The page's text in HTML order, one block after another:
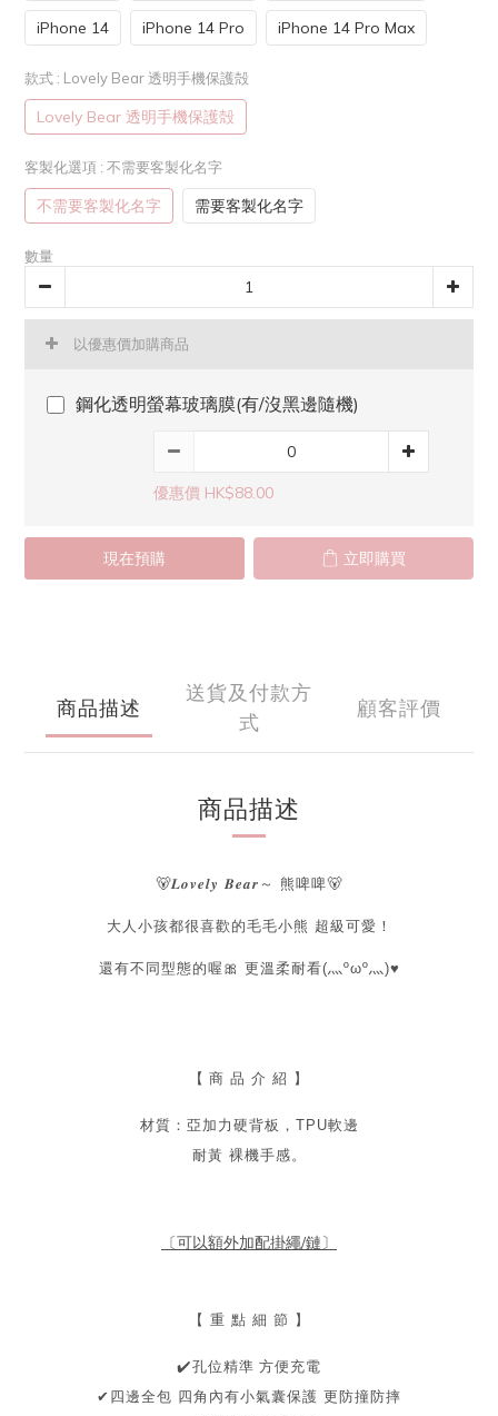
iPhone 14 iPhone 14 Pro iPhone 14 Pro Max
款式 : Lovely Bear 透明手機保護殻
Lovely Bear 透明手機保護殻
客製化選項 : 不需要客製化名字
不需要客製化名字 需要客製化名字
數量
以優惠價加購商品
鋼化透明螢幕玻璃膜(有/沒黑邊隨機)
優惠價 HK$88.00
現在預購 立即購買
商品描述
送貨及付款方
式
顧客評價
商品描述
🐻𝑳𝒐𝒗𝒆𝒍𝒚 𝑩𝒆𝒂𝒓～ 熊啤啤🐻
大人小孩都很喜歡的毛毛小熊 超級可愛！
還有不同型態的喔🎀 更溫柔耐看(灬ºωº灬)♥
【 商 品 介 紹 】
材質：亞加力硬背板，TPU軟邊
耐黃 裸機手感。
〔可以額外加配掛繩/鏈〕
【 重 點 細 節 】
✔孔位精準 方便充電
✔ 四邊全包 四角內有小氣囊保護 更防撞防摔